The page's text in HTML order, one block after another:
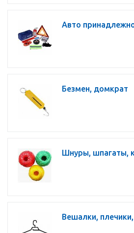
Авто
Безмен, домкрат
Шнуры, шпагаты,
Вешалки,